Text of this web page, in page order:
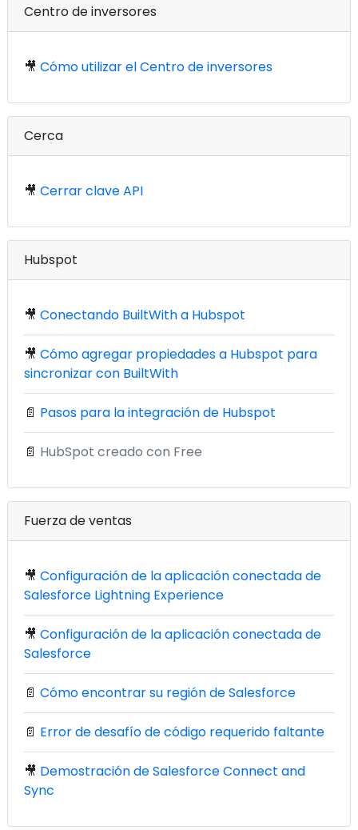
Centro de inversores
🎥 Cómo utilizar el Centro de inversores
Cerca
🎥 Cerrar clave API
Hubspot
🎥 Conectando BuiltWith a Hubspot
🎥 Cómo agregar propiedades a Hubspot para
sincronizar con BuiltWith
📄 Pasos para la integración de Hubspot
📄 HubSpot creado con Free
Fuerza de ventas
🎥 Configuración de la aplicación conectada de
Salesforce Lightning Experience
🎥 Configuración de la aplicación conectada de
Salesforce
📄 Cómo encontrar su región de Salesforce
📄 Error de desafío de código requerido faltante
🎥 Demostración de Salesforce Connect and
Sync